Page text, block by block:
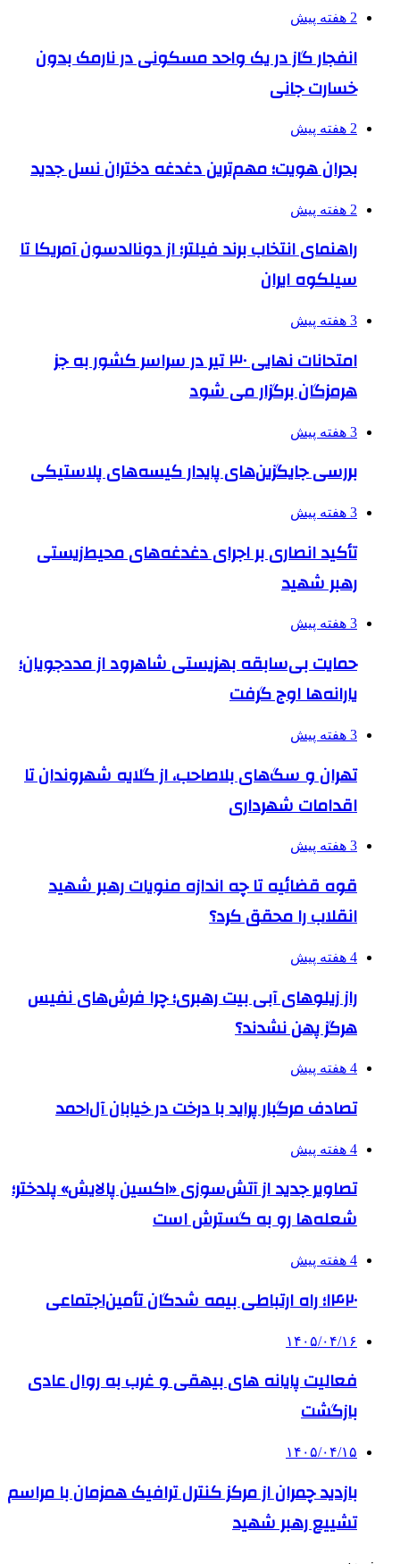
2 هفته پیش
انفجار گاز در یک واحد مسکونی در نارمک بدون
خسارت جانی
2 هفته پیش
بحران هویت؛ مهم‌ترین دغدغه دختران نسل جدید
2 هفته پیش
راهنمای انتخاب برند فیلتر؛ از دونالدسون آمریکا تا
سیلکوه ایران
3 هفته پیش
امتحانات نهایی ۳۰ تیر در سراسر کشور به جز
هرمزگان برگزار می شود
3 هفته پیش
بررسی جایگزین‌های پایدار کیسه‌های پلاستیکی
3 هفته پیش
تأکید انصاری بر اجرای دغدغه‌های محیط‌زیستی
رهبر شهید
3 هفته پیش
حمایت بی‌سابقه بهزیستی شاهرود از مددجویان؛
یارانه‌ها اوج گرفت
3 هفته پیش
تهران و سگ‌های بلاصاحب، از گلایه شهروندان تا
اقدامات شهرداری
3 هفته پیش
قوه قضائیه تا چه اندازه منویات رهبر شهید
انقلاب را محقق کرد؟
4 هفته پیش
راز زیلوهای آبی بیت رهبری؛ چرا فرش‌های نفیس
هرگز پهن نشدند؟
4 هفته پیش
تصادف مرگبار پراید با درخت در خیابان آل‌احمد
4 هفته پیش
تصاویر جدید از آتش‌سوزی «اکسین پالایش» پلدختر؛
شعله‌ها رو به گسترش است
4 هفته پیش
۱۴۲۰؛ راه ارتباطی بیمه شدگان تأمین‌اجتماعی
۱۴۰۵/۰۴/۱۶
فعالیت پایانه های بیهقی و غرب به روال عادی
بازگشت
۱۴۰۵/۰۴/۱۵
بازدید چمران از مرکز کنترل ترافیک همزمان با مراسم
تشییع رهبر شهید